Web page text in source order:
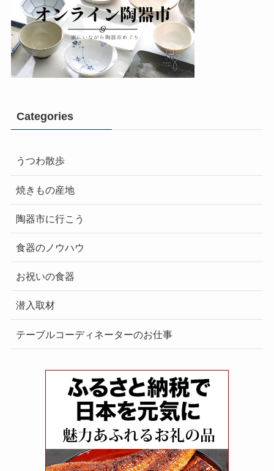
Categories
うつわ散歩
焼きもの産地
陶器市に行こう
食器のノウハウ
お祝いの食器
潜入取材
テーブルコーディネーターのお仕事